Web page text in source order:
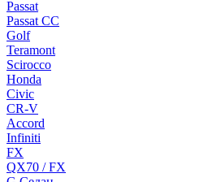
Passat
Passat CC
Golf
Teramont
Scirocco
Honda
Civic
CR-V
Accord
Infiniti
FX
QX70 / FX